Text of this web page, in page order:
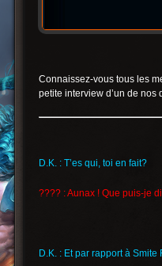
Connaissez-vous tous les
petite interview d’un de nos
D.K. : T’es qui, toi en fait?
???? : Aunax ! Que puis-je
D.K. : Et par rapport à